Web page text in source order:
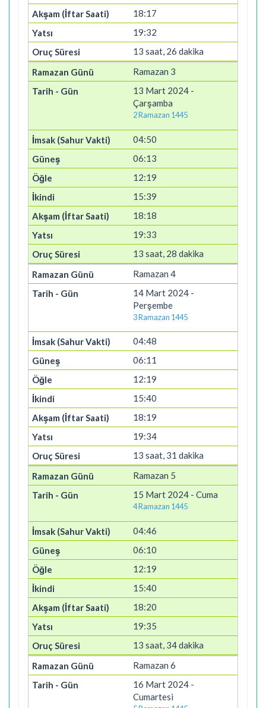
18:17
19:32
13 saat, 26 dakika
Ramazan 3
13 Mart 2024 -
Çarşamba
2 Ramazan 1445
04:50
06:13
12:19
15:39
18:18
19:33
13 saat, 28 dakika
Ramazan 4
14 Mart 2024 -
Perşembe
3 Ramazan 1445
04:48
06:11
12:19
15:40
18:19
19:34
13 saat, 31 dakika
Ramazan 5
15 Mart 2024 - Cuma
4 Ramazan 1445
04:46
06:10
12:19
15:40
18:20
19:35
13 saat, 34 dakika
Ramazan 6
16 Mart 2024 -
Cumartesi